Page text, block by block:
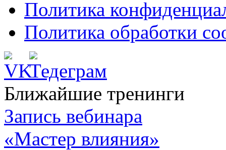
Политика
Политика обработки
Ближайшие тренинги
Запись вебинара
«Мастер влияния»